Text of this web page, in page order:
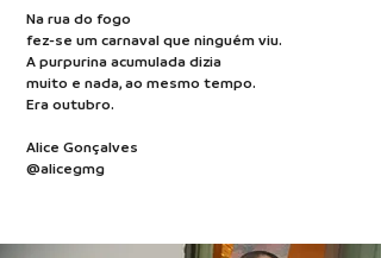
Na rua do fogo
fez-se um carnaval que ninguém viu.
A purpurina acumulada dizia
muito e nada, ao mesmo tempo.
Era outubro.
Alice Gonçalves
@alicegmg